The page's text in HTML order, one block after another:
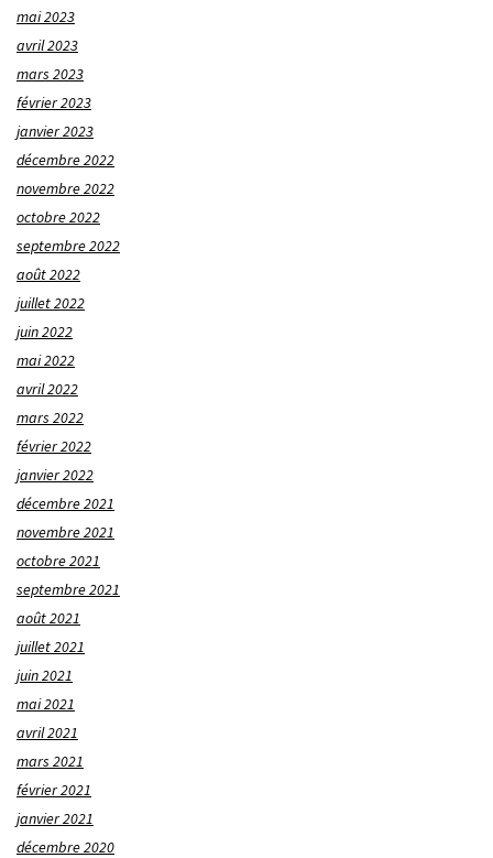
mai 2023
avril 2023
mars 2023
février 2023
janvier 2023
décembre 2022
novembre 2022
octobre 2022
septembre 2022
août 2022
juillet 2022
juin 2022
mai 2022
avril 2022
mars 2022
février 2022
janvier 2022
décembre 2021
novembre 2021
octobre 2021
septembre 2021
août 2021
juillet 2021
juin 2021
mai 2021
avril 2021
mars 2021
février 2021
janvier 2021
décembre 2020